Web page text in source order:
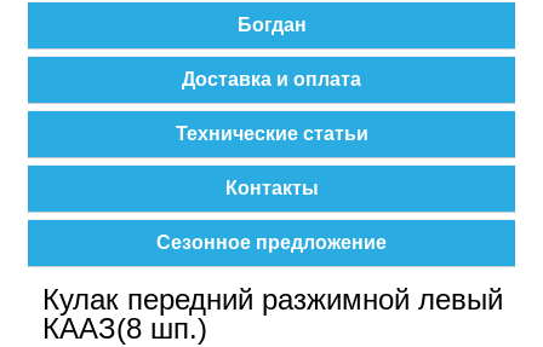
Богдан
Доставка и оплата
Технические статьи
Контакты
Сезонное предложение
Кулак передний разжимной левый
КААЗ(8 шп.)